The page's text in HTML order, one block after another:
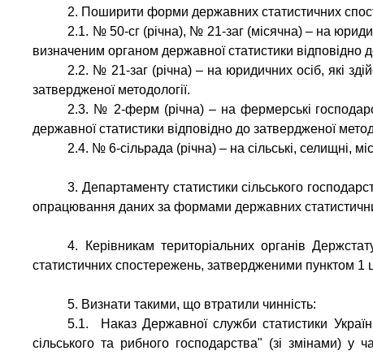
2. Поширити форми державних статистичних
2.1. № 50-сг (річна), № 21-заг (місячна) – на
визначеним органом державної статистики відповідно
2.2. № 21-заг (річна) – на юридичних осіб, які
затвердженої методології.
2.3. № 2-ферм (річна) – на фермерські
державної статистики відповідно до затвердженої
2.4. № 6-сільрада (річна) – на сільські, селищні,
3. Департаменту статистики сільського
опрацювання даних за формами державних
4. Керівникам територіальних органів
статистичних спостережень, затвердженими пунктом 1
5. Визнати такими, що втратили чинність:
5.1. Наказ Державної служби статистики
сільського та рибного господарства" (зі змінами)